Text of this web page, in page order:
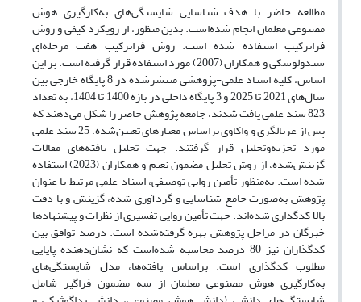
مطالعه حاضر با هدف شناسایی شایستگی‌های به‌کارگیری هوش
مصنوعی معلمان انجام شده‌است. بدین منظور، از رویکرد کیفی و روش
فراترکیب استفاده شده است. روش فراترکیب هفت مرحله‌ای
سندولوسکی و همکاران (2007) مورد استفاده قرار گرفته است. بر این
اساس، کلیه اسناد علمی-پژوهشی منتشرشده در 8 پایگاه خارجی بین
سال‌های 2021 تا 2025 و 3 پایگاه داخلی در بازه 1400 تا 1404، به تعداد
823 سند علمی یافت شدند، جامعه پژوهش حاضر را شکل می‌دهند که
پس از غربالگری و واکاوی براساس معیارهای تعیین‌شده، 25 سند علمی
مورد تجزیه‌وتحلیل قرار گرفتند. جهت تحلیل یافته‌های مقالات
گزینش‌شده، از روش تحلیل مضمون نعیم و همکاران (2023) استفاده
شده است. به‌منظور تأمین روایی توصیفی، اسناد علمی مرتبط با عنوان
پژوهش به‌صورت جامع شناسایی و گردآوری شده، گزینش و با دقت
بالا کدگذاری شده‌اند. جهت تأمین روایی تفسیری از نظرات و پیشنهاد‌ها
خبرگان در مراحل پژوهش بهره گرفته‌شده است. درصد توافق بین
کدگذاران نیز 80 درصد محاسبه شده‌است که نشان‌دهنده پایایی
مطلوب کدگذاری است. براساس یافته‌ها، مدل شایستگی‌های
به‌کارگیری هوش مصنوعی معلمان از سه مضمون فراگیر شامل